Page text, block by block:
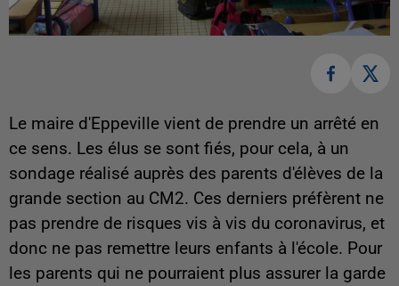
Le maire d'Eppeville vient de prendre un arrêté en
ce sens. Les élus se sont fiés, pour cela, à un
sondage réalisé auprès des parents d'élèves de la
grande section au CM2. Ces derniers préfèrent ne
pas prendre de risques vis à vis du coronavirus, et
donc ne pas remettre leurs enfants à l'école. Pour
les parents qui ne pourraient plus assurer la garde